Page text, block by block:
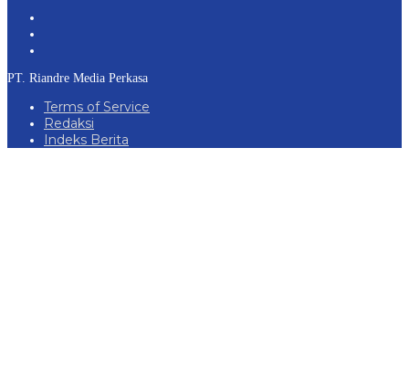
PT. Riandre Media Perkasa
Terms of Service
Redaksi
Indeks Berita